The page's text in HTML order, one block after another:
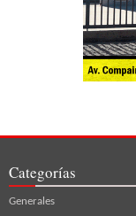
Categorías
Generales